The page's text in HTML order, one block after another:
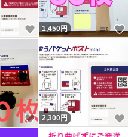
いいね！
1,450円
いいね！
2,300 円